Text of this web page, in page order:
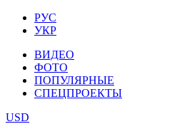
РУС
УКР
ВИДЕО
ФОТО
ПОПУЛЯРНЫЕ
СПЕЦПРОЕКТЫ
USD